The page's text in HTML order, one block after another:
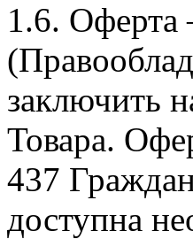
1.6. Оферта
заключить
Товара.
437
доступна